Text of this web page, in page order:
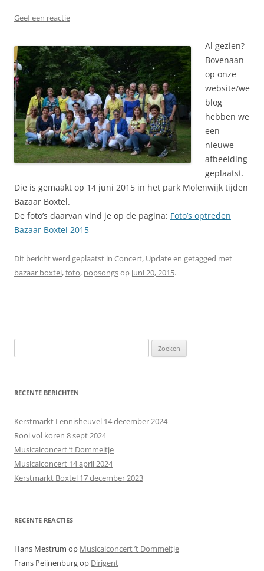
Geef een reactie
Al gezien?
Bovenaan
op onze
website/we
blog
hebben we
een
nieuwe
afbeelding
geplaatst.
Die is gemaakt op 14 juni 2015 in het park Molenwijk tijden
Bazaar Boxtel.
De foto’s daarvan vind je op de pagina: Foto’s optreden
Bazaar Boxtel 2015
Dit bericht werd geplaatst in Concert, Updateen getagged met
bazaar boxtel,foto, popsongsop juni 20, 2015.
o
k
n
n
a
a
r
RECENTE BERICHTEN
Kerstmarkt Lennisheuvel 14 december 2024
Rooi vol koren 8 sept 2024
Musicalconcert ’t Dommeltje
Musicalconcert 14 april 2024
Kerstmarkt Boxtel 17 december 2023
RECENTE REACTIES
Hans Mestrum op Musicalconcert ’t Dommeltje
Frans Peijnenburgop Dirigent